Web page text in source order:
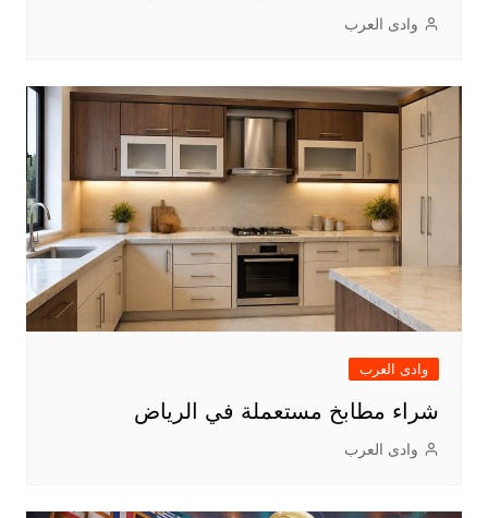
وادى العرب
وادى العرب
شراء مطابخ مستعملة في الرياض
وادى العرب